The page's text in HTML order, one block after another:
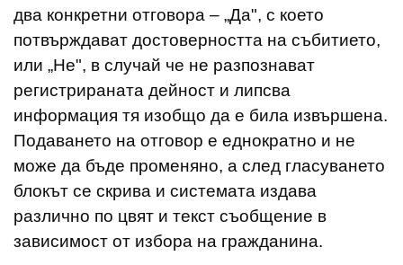
два конкретни отговора – „Да", с което
потвърждават достоверността на събитието,
или „Не", в случай че не разпознават
регистрираната дейност и липсва
информация тя изобщо да е била извършена.
Подаването на отговор е еднократно и не
може да бъде променяно, а след гласуването
блокът се скрива и системата издава
различно по цвят и текст съобщение в
зависимост от избора на гражданина.